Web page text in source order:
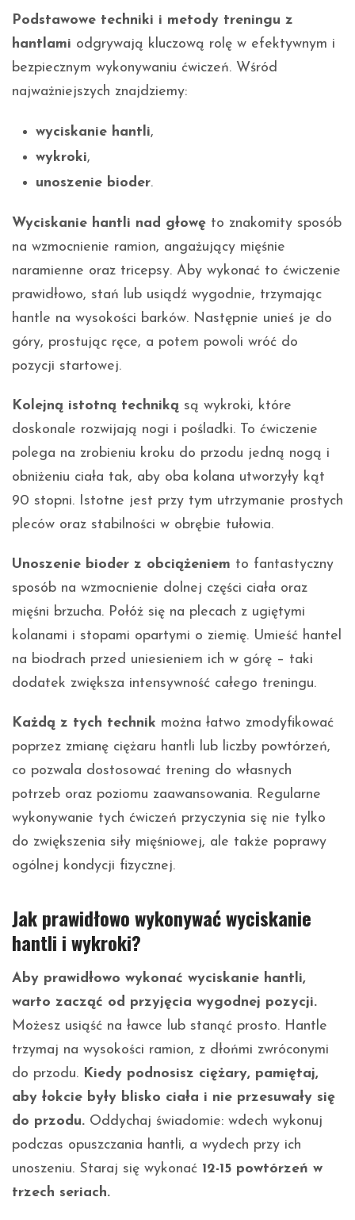
Podstawowe techniki i metody treningu z
hantlami odgrywają kluczową rolę w efektywnym i
bezpiecznym wykonywaniu ćwiczeń. Wśród
najważniejszych znajdziemy:
wyciskanie hantli,
wykroki,
unoszenie bioder.
Wyciskanie hantli nad głowę to znakomity sposób
na wzmocnienie ramion, angażujący mięśnie
naramienne oraz tricepsy. Aby wykonać to ćwiczenie
prawidłowo, stań lub usiądź wygodnie, trzymając
hantle na wysokości barków. Następnie unieś je do
góry, prostując ręce, a potem powoli wróć do
pozycji startowej.
Kolejną istotną techniką są wykroki, które
doskonale rozwijają nogi i pośladki. To ćwiczenie
polega na zrobieniu kroku do przodu jedną nogą i
obniżeniu ciała tak, aby oba kolana utworzyły kąt
90 stopni. Istotne jest przy tym utrzymanie prostych
pleców oraz stabilności w obrębie tułowia.
Unoszenie bioder z obciążeniem to fantastyczny
sposób na wzmocnienie dolnej części ciała oraz
mięśni brzucha. Połóż się na plecach z ugiętymi
kolanami i stopami opartymi o ziemię. Umieść hantel
na biodrach przed uniesieniem ich w górę – taki
dodatek zwiększa intensywność całego treningu.
Każdą z tych technik można łatwo zmodyfikować
poprzez zmianę ciężaru hantli lub liczby powtórzeń,
co pozwala dostosować trening do własnych
potrzeb oraz poziomu zaawansowania. Regularne
wykonywanie tych ćwiczeń przyczynia się nie tylko
do zwiększenia siły mięśniowej, ale także poprawy
ogólnej kondycji fizycznej.
Jak prawidłowo wykonywać wyciskanie
hantli i wykroki?
Aby prawidłowo wykonać wyciskanie hantli,
warto zacząć od przyjęcia wygodnej pozycji.
Możesz usiąść na ławce lub stanąć prosto. Hantle
trzymaj na wysokości ramion, z dłońmi zwróconymi
do przodu. Kiedy podnosisz ciężary, pamiętaj,
aby łokcie były blisko ciała i nie przesuwały się
do przodu. Oddychaj świadomie: wdech wykonuj
podczas opuszczania hantli, a wydech przy ich
unoszeniu. Staraj się wykonać 12-15 powtórzeń w
trzech seriach.